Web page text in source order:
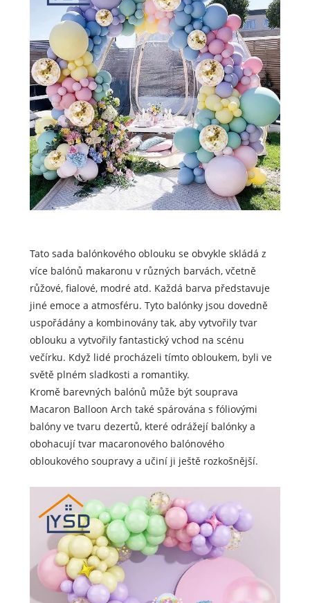
Tato sada balónkového oblouku se obvykle skládá z
více balónů makaronu v různých barvách, včetně
růžové, fialové, modré atd. Každá barva představuje
jiné emoce a atmosféru. Tyto balónky jsou dovedně
uspořádány a kombinovány tak, aby vytvořily tvar
oblouku a vytvořily fantastický vchod na scénu
večírku. Když lidé procházeli tímto obloukem, byli ve
světě plném sladkosti a romantiky.
Kromě barevných balónů může být souprava
Macaron Balloon Arch také spárována s fóliovými
balóny ve tvaru dezertů, které odrážejí balónky a
obohacují tvar macaronového balónového
obloukového soupravy a učiní ji ještě rozkošnější.